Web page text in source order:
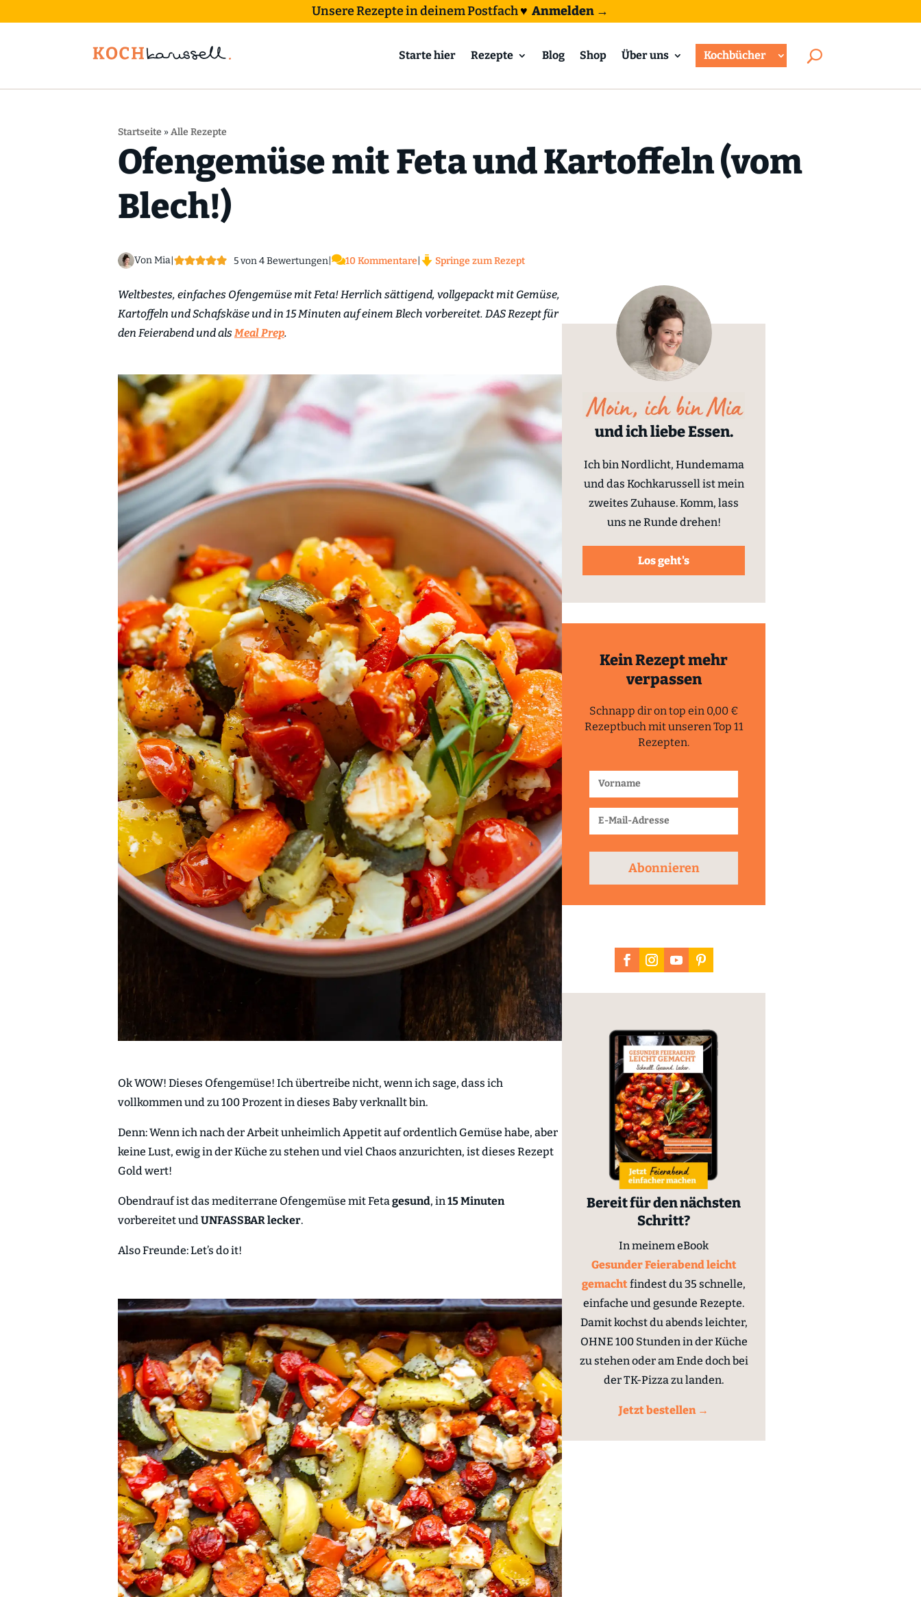
Unsere Rezepte in deinem Postfach♥ Anmelden →
Starte hier Rezepte Blog Shop Über uns Kochbücher
Startseite »Alle Rezepte
Ofengemüse mit Feta und Kartoffeln (vom
Blech!)
Von Mia 5von4Bewertungen| 10 Kommentare Springe zum Rezept
Weltbestes, einfaches Ofengemüse mit Feta! Herrlich sättigend, vollgepackt mit Gemüse,
Kartoffeln und Schafskäse und in 15 Minuten auf einem Blech vorbereitet. DAS Rezept für
den Feierabend und alsMeal Prep.
Ok WOW! Dieses Ofengemüse! Ich übertreibe nicht, wenn ich sage, dass ich
vollkommen und zu 100 Prozent in dieses Baby verknallt bin.
Denn: Wenn ich nach der Arbeit unheimlich Appetit auf ordentlich Gemüse habe, aber
keine Lust, ewig in der Küche zu stehen und viel Chaos anzurichten, ist dieses Rezept
Gold wert!
Obendrauf ist das mediterrane Ofengemüse mit Fetagesund, in15 Minuten
vorbereitet undUNFASSBAR lecker.
Also Freunde: Let’s do it!
und ich liebe Essen.
Ich bin Nordlicht, Hundemama
und das Kochkarussell ist mein
zweites Zuhause. Komm, lass
uns ne Runde drehen!
Los geht's
Kein Rezept mehr
verpassen
Schnapp dir on top ein 0,00 €
Rezeptbuch mit unseren Top 11
Rezepten.
Abonnieren
Bereit für den nächsten
Schritt?
In meinem eBook
Gesunder Feierabend leicht
gemachtfindest du 35 schnelle,
einfache und gesunde Rezepte.
Damit kochst du abends leichter,
OHNE 100 Stunden in der Küche
zu stehen oder am Ende doch bei
der TK-Pizza zu landen.
Jetzt bestellen →